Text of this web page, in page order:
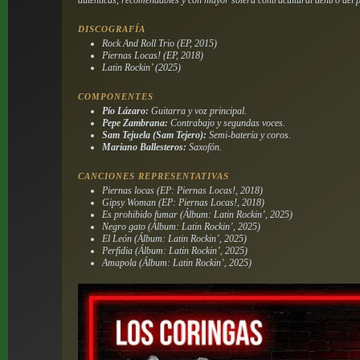
DISCOGRAFÍA
Rock And Roll Trio (EP, 2015)
Piernas Locas! (EP, 2018)
Latin Rockin’ (2025)
COMPONENTES
Pío Lázaro: Guitarra y voz principal.
Pepe Zambrana: Contrabajo y segundas voces.
Sam Tejuela (Sam Tejero): Semi-batería y coros.
Mariano Ballesteros: Saxofón.
CANCIONES REPRESENTATIVAS
Piernas locas (EP: Piernas Locas!, 2018)
Gipsy Woman (EP: Piernas Locas!, 2018)
Es prohibido fumar (Álbum: Latin Rockin’, 2025)
Negro gato (Álbum: Latin Rockin’, 2025)
El León (Álbum: Latin Rockin’, 2025)
Perfidia (Álbum: Latin Rockin’, 2025)
Amapola (Álbum: Latin Rockin’, 2025)